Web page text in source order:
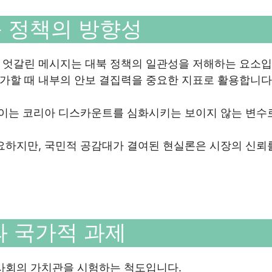
책의 방향성
갈린 메시지는 대북 정책의 일관성을 저해하는 요소
할 때 내부의 안보 결집력을 중요한 지표로 활용합니
는 코리아 디스카운트를 심화시키는 보이지 않는 변수
지만, 국민적 공감대가 결여된 현실론은 시장의 신뢰
국가적 과제
의 가치관을 시험하는 척도입니다.